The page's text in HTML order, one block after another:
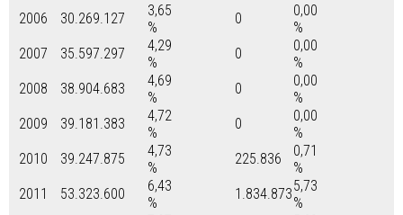
2006
30.269.127
3,65
%
0
0,00
%
2007
35.597.297
4,29
%
0
0,00
%
2008
38.904.683
4,69
%
0
0,00
%
2009
39.181.383
4,72
%
0
0,00
%
2010
39.247.875
4,73
%
225.836
0,71
%
2011
53.323.600
6,43
%
1.834.8735,73
%